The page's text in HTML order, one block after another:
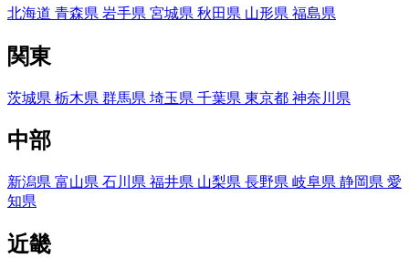
北海道 青森県 岩手県 宮城県 秋田県 山形県 福島県
関東
茨城県 栃木県 群馬県 埼玉県 千葉県 東京都 神奈川県
中部
新潟県 富山県 石川県 福井県 山梨県 長野県 岐阜県 静岡県 愛
知県
近畿